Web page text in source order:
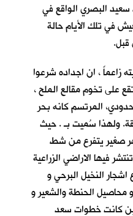
سعيد البصريالواقع في
في تلك الأيام حالة
زاعماً ، ان اجداده شرعوا
على تخوم مقالع الملح ،
المرتسم كانه بحر
ولهذا سُميت بـ. حيث
صغير يتفرع من شط
فيها الاراضي الزراعية
النخيل البرحي و
محاصيل الحنطة والشعير و
كانت خطوات سعد